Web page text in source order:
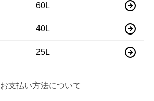
60L
40L
25L
お支払い方法について